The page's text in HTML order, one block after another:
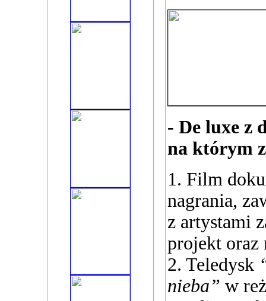
- De luxe z
na którym
1. Film
nagrania,
z artystami
projekt oraz
2. Teledysk
nieba” w